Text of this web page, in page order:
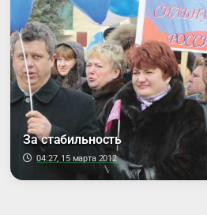
За стабильность
04:27, 15 марта 2012